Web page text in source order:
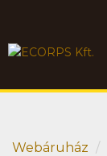
Webáruház